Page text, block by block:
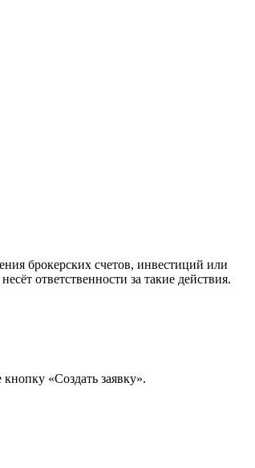
брокерских счетов, инвестиций или
ответственности за такие действия.
«Создать заявку».